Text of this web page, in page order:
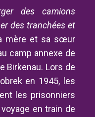
des camions
des tranchées et
mère et sa sœur
camp annexe de
Birkenau. Lors de
en 1945, les
les prisonniers
en train de